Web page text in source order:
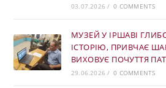
03.07.2026 / 0 COMMENTS
МУЗЕЙ У ІРШАВІ
ІСТОРІЮ, ПРИВЧАЄ
ВИХОВУЄ ПОЧУТТЯ
29.06.2026 / 0 COMMENTS